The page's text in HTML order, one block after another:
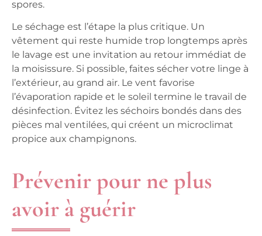
spores.
Le séchage est l’étape la plus critique. Un
vêtement qui reste humide trop longtemps après
le lavage est une invitation au retour immédiat de
la moisissure. Si possible, faites sécher votre linge à
l’extérieur, au grand air. Le vent favorise
l’évaporation rapide et le soleil termine le travail de
désinfection. Évitez les séchoirs bondés dans des
pièces mal ventilées, qui créent un microclimat
propice aux champignons.
Prévenir pour ne plus
avoir à guérir